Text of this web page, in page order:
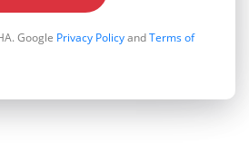
Google Privacy PolicyandTerms of